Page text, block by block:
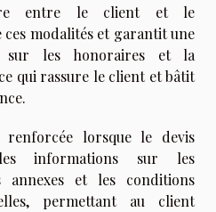
entre le client et le
modalités et garantit une
sur les honoraires et la
qui rassure le client et bâtit
renforcée lorsque le devis
informations sur les
annexes et les conditions
permettant au client